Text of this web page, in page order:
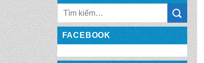
FACEBOOK
CẶP HỌC SINH MS:
TN 5011
CẶP HỌC SINH MS: